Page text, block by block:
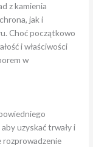
z kamienia
jak i
Choć początkowo
i właściwości
w
uzyskać trwały i